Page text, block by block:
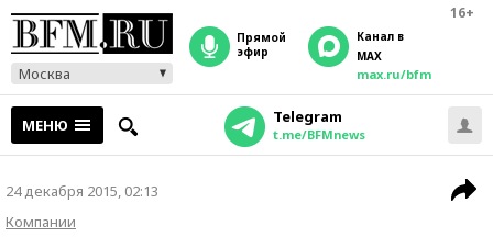
16+
Москва
прямой
эфир
Канал в
MAX
max.ru/bfm
МЕНЮ Telegram
t.me/BFMnews
24 декабря 2015, 02:13
Компании